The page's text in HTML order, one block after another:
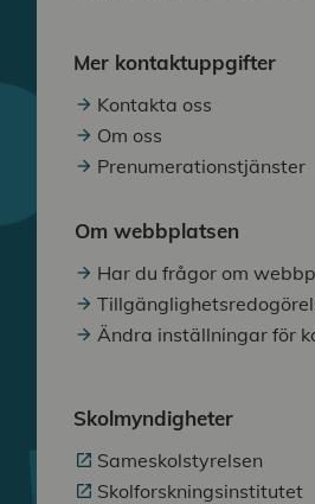
Mer kontaktuppgifter
Kontakta oss
Om oss
Prenumerationstjänster
Om webbplatsen
Har du frågor om
Ändra inställningar för
Skolmyndigheter
Sameskolstyrelsen
Skolforskningsinstitutet